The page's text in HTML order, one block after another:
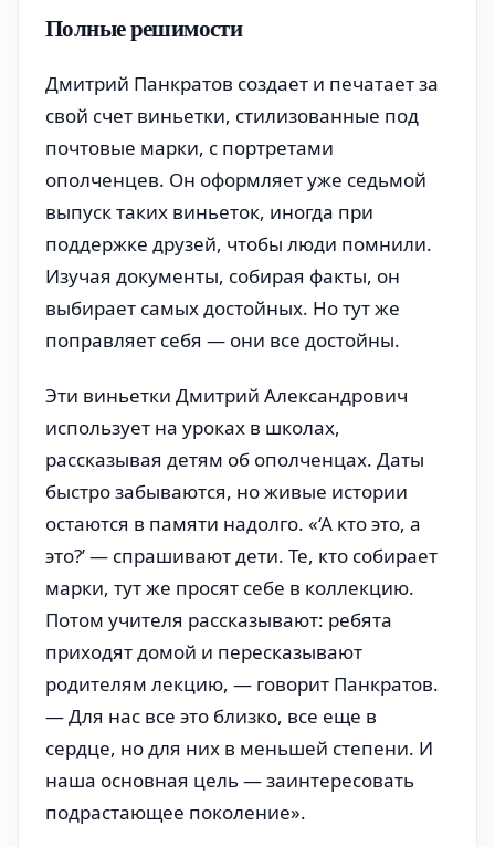
Полные решимости
Дмитрий Панкратов создает и печатает за
свой счет виньетки, стилизованные под
почтовые марки, с портретами
ополченцев. Он оформляет уже седьмой
выпуск таких виньеток, иногда при
поддержке друзей, чтобы люди помнили.
Изучая документы, собирая факты, он
выбирает самых достойных. Но тут же
поправляет себя — они все достойны.
Эти виньетки Дмитрий Александрович
использует на уроках в школах,
рассказывая детям об ополченцах. Даты
быстро забываются, но живые истории
остаются в памяти надолго. «‘А кто это, а
это?’ — спрашивают дети. Те, кто собирает
марки, тут же просят себе в коллекцию.
Потом учителя рассказывают: ребята
приходят домой и пересказывают
родителям лекцию, — говорит Панкратов.
— Для нас все это близко, все еще в
сердце, но для них в меньшей степени. И
наша основная цель — заинтересовать
подрастающее поколение».